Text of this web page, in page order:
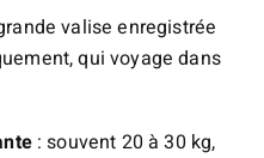
valise enregistrée
qui voyage dans
: souvent 20 à 30 kg,